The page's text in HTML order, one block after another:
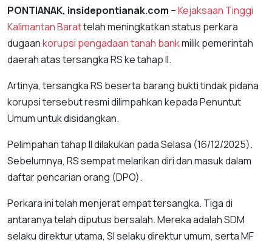
PONTIANAK, insidepontianak.com –Kejaksaan Tinggi
Kalimantan Barattelah meningkatkan status perkara
dugaankorupsi pengadaan tanah bankmilik pemerintah
daerah atas tersangka RS ke tahap II.
Artinya, tersangka RS beserta barang bukti tindak pidana
korupsi tersebut resmi dilimpahkan kepada Penuntut
Umum untuk disidangkan.
Pelimpahan tahap II dilakukan pada Selasa (16/12/2025).
Sebelumnya, RS sempat melarikan diri dan masuk dalam
daftar pencarian orang (DPO).
Perkara ini telah menjerat empat tersangka. Tiga di
antaranya telah diputus bersalah. Mereka adalah SDM
selaku direktur utama, SI selaku direktur umum, serta MF